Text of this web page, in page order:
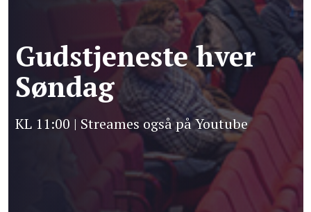
Gudstjeneste hver
Søndag
KL 11:00 | Streames også på Youtube